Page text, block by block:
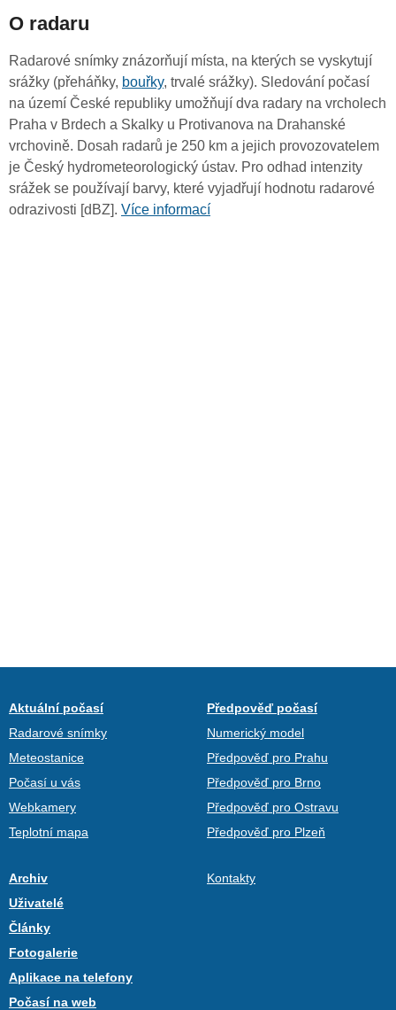
O radaru
Radarové snímky znázorňují místa, na kterých se vyskytují
srážky (přeháňky, bouřky, trvalé srážky). Sledování počasí
na území České republiky umožňují dva radary na vrcholech
Praha v Brdech a Skalky u Protivanova na Drahanské
vrchovině. Dosah radarů je 250 km a jejich provozovatelem
je Český hydrometeorologický ústav. Pro odhad intenzity
srážek se používají barvy, které vyjadřují hodnotu radarové
odrazivosti [dBZ]. Více informací
Aktuální počasí
Radarové snímky
Meteostanice
Počasí u vás
Webkamery
Teplotní mapa
Předpověď počasí
Numerický model
Předpověď pro Prahu
Předpověď pro Brno
Předpověď pro Ostravu
Předpověď pro Plzeň
Archiv
Uživatelé
Články
Fotogalerie
Aplikace na telefony
Počasí na web
Kontakty